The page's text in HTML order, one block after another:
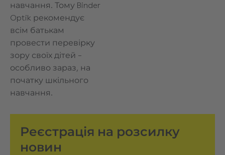
навчання. Тому Binder
Optik рекомендує
всім батькам
провести перевірку
зору своїх дітей –
особливо зараз, на
початку шкільного
навчання.
Реєстрація на розсилку
новин